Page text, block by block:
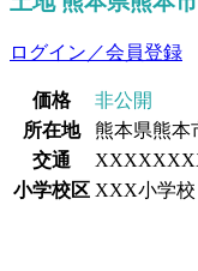
ログイン／会員登録
価格
非公開
所在地
熊本県熊本
交通
小学校区 XXX小学校